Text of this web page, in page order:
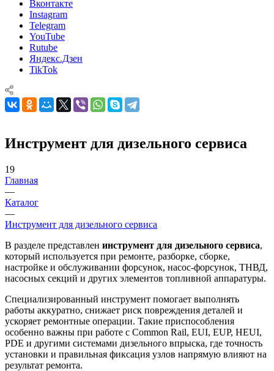
Вконтакте
Instagram
Telegram
YouTube
Rutube
Яндекс.Дзен
TikTok
Инструмент для дизельного сервиса
19
Главная
—
Каталог
—
Инструмент для дизельного сервиса
В разделе представлен инструмент для дизельного сервиса,
который используется при ремонте, разборке, сборке,
настройке и обслуживании форсунок, насос-форсунок, ТНВД,
насосных секций и других элементов топливной аппаратуры.
Специализированный инструмент помогает выполнять
работы аккуратно, снижает риск повреждения деталей и
ускоряет ремонтные операции. Такие приспособления
особенно важны при работе с Common Rail, EUI, EUP, HEUI,
PDE и другими системами дизельного впрыска, где точность
установки и правильная фиксация узлов напрямую влияют на
результат ремонта.